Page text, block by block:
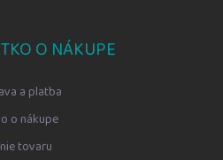
O NÁKUPE
a platba
o nákupe
tovaru